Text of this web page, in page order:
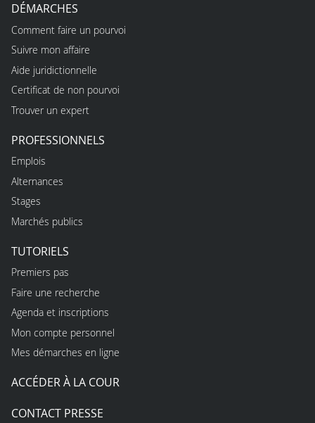
DÉMARCHES
Comment faire un pourvoi
Suivre mon affaire
Aide juridictionnelle
Certificat de non pourvoi
Trouver un expert
PROFESSIONNELS
Emplois
Alternances
Stages
Marchés publics
TUTORIELS
Premiers pas
Faire une recherche
Agenda et inscriptions
Mon compte personnel
Mes démarches en ligne
ACCÉDER À LA COUR
CONTACT PRESSE